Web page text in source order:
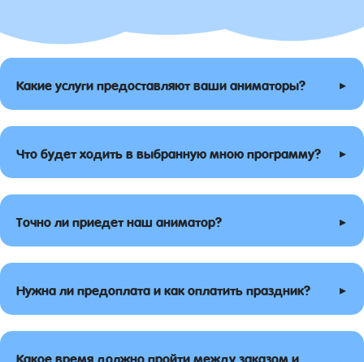
Какие услуги предоставляют ваши аниматоры? ▸
Что будет ходить в выбранную мною программу? ▸
Точно ли приедет наш аниматор? ▸
Нужна ли предоплата и как оплатить праздник? ▸